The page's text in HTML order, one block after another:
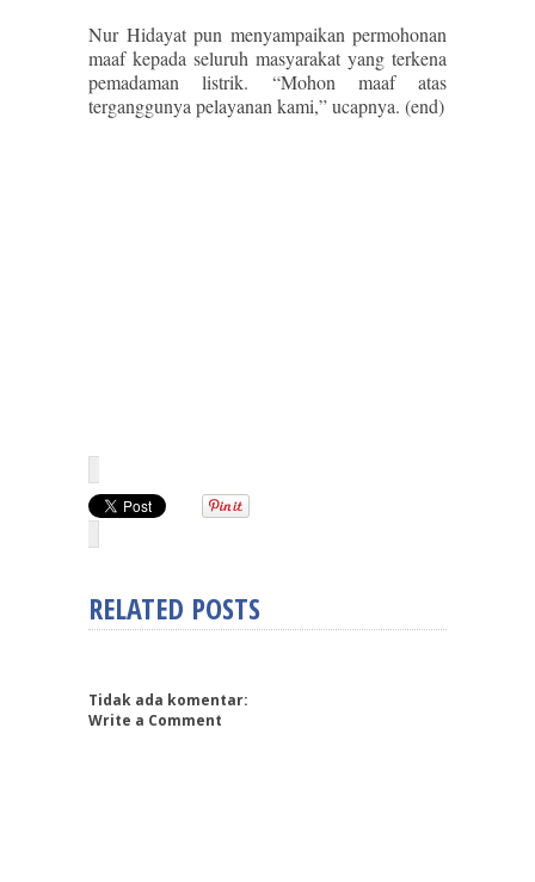
Nur Hidayat pun menyampaikan permohonan
maaf kepada seluruh masyarakat yang terkena
pemadaman listrik. “Mohon maaf atas
terganggunya pelayanan kami,” ucapnya. (end)
RELATED POSTS
Tidak ada komentar:
Write a Comment